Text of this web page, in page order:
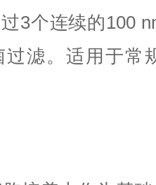
3个连续的100
滤。适用于常